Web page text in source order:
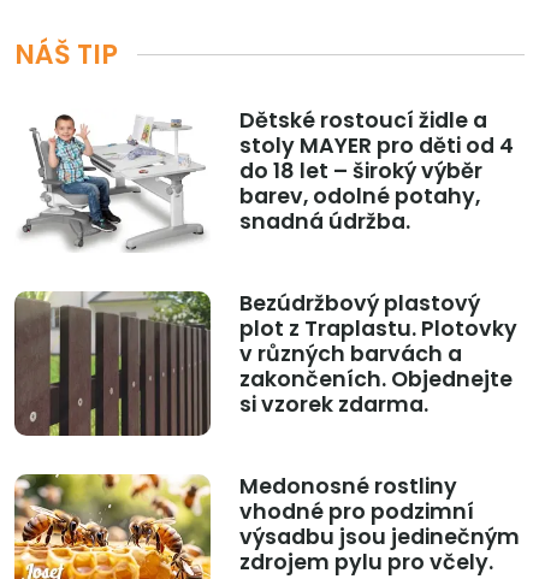
NÁŠ TIP
Dětské rostoucí židle a
stoly MAYER pro děti od 4
do 18 let – široký výběr
barev, odolné potahy,
snadná údržba.
Bezúdržbový plastový
plot z Traplastu. Plotovky
v různých barvách a
zakončeních. Objednejte
si vzorek zdarma.
Medonosné rostliny
vhodné pro podzimní
výsadbu jsou jedinečným
zdrojem pylu pro včely.